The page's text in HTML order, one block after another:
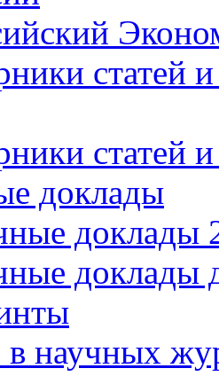
статей
статей
доклады
доклады
доклады
в научных